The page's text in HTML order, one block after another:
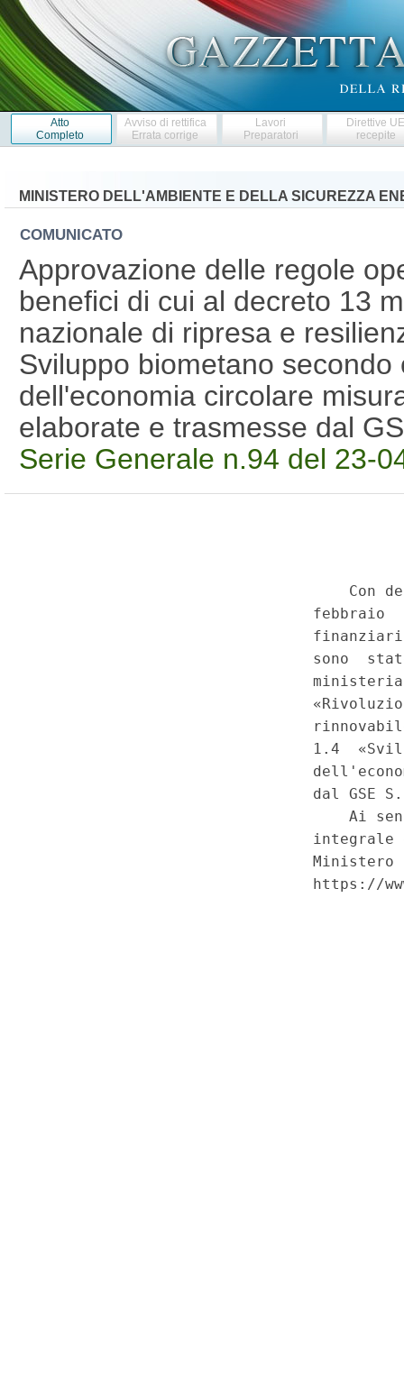
Atto
Completo
Avviso di rettifica
Errata corrige
Lavori
Preparatori
Direttive
recepite
MINISTERO DELL'AMBIENTE E DELLA SICUREZZA
COMUNICATO
Approvazione delle regole
benefici di cui al decreto 13
nazionale di ripresa e
Sviluppo biometano
dell'economia circolare
elaborate e trasmesse dal
Serie Generale n.94 del 23-